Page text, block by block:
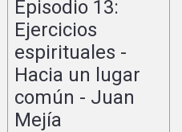
Episodio 13:
Ejercicios
espirituales -
Hacia un lugar
común - Juan
Mejía